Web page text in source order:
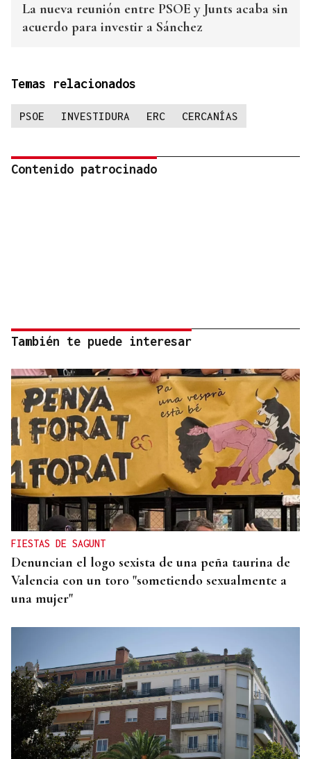
La nueva reunión entre PSOE y Junts acaba sin
acuerdo para investir a Sánchez
Temas relacionados
PSOE INVESTIDURA ERC CERCANÍAS
Contenido patrocinado
También te puede interesar
FIESTAS DE SAGUNT
Denuncian el logo sexista de una peña taurina de
Valencia con un toro "sometiendo sexualmente a
una mujer"